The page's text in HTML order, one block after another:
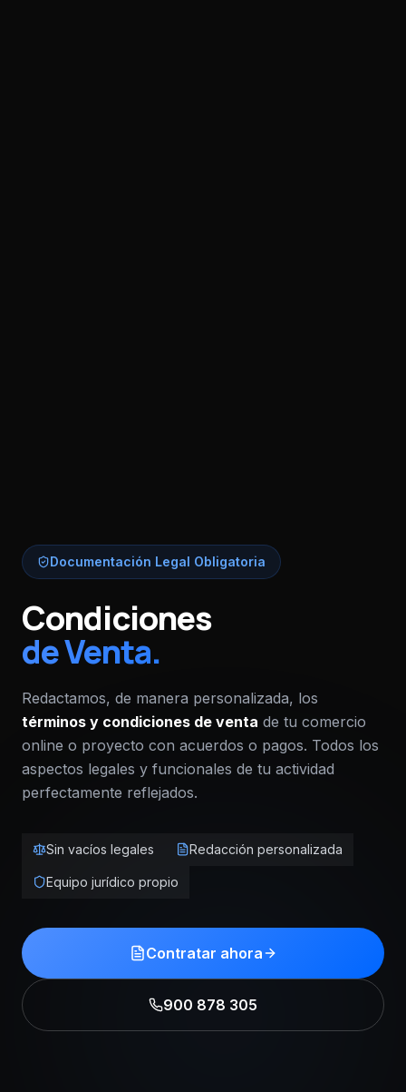
Documentación Legal Obligatoria
Condiciones
de Venta.
Redactamos, de manera personalizada, los
términos y condiciones de venta de tu comercio
online o proyecto con acuerdos o pagos. Todos los
aspectos legales y funcionales de tu actividad
perfectamente reflejados.
Sin vacíos legales Redacción personalizada
Equipo jurídico propio
Contratar ahora
900 878 305